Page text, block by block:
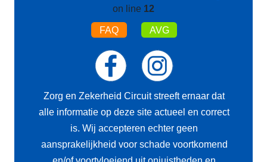
on line 12
FAQ AVG
Zorg en Zekerheid Circuit streeft ernaar dat
alle informatie op deze site actueel en correct
is. Wij accepteren echter geen
aansprakelijkheid voor schade voortkomend